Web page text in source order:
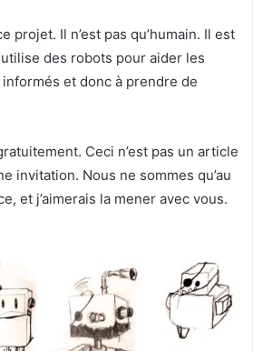
projet. Il n’est pas qu’humain. Il est
des robots pour aider les
et donc à prendre de
Ceci n’est pas un article
invitation. Nous ne sommes qu’au
et j’aimerais la mener avec vous.